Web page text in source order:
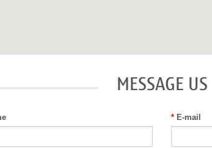
MESSAGE US
* E-mail